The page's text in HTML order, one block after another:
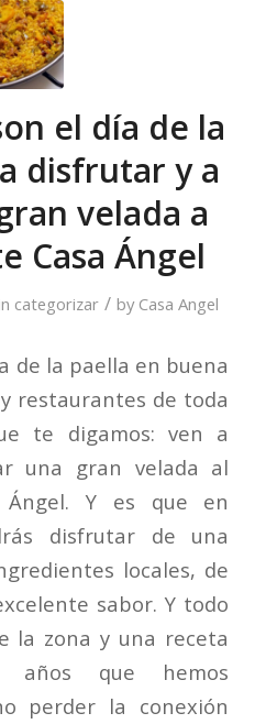
el día de la
disfrutar y a
velada a
Casa Ángel
categorizar / by Casa Angel
de la paella en buena
restaurantes de toda
te digamos: ven a
una gran velada al
Ángel. Y es que en
disfrutar de una
locales, de
sabor. Y todo
la zona y una receta
años que hemos
perder la conexión